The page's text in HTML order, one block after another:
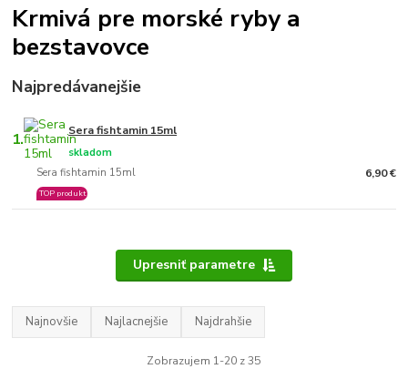
Krmivá pre morské ryby a
bezstavovce
Najpredávanejšie
1. Sera fishtamin 15ml
Sera fishtamin 15ml
skladom
TOP produkt
6,90 €
Upresniť parametre
Najnovšie Najlacnejšie Najdrahšie
Zobrazujem 1-20 z 35